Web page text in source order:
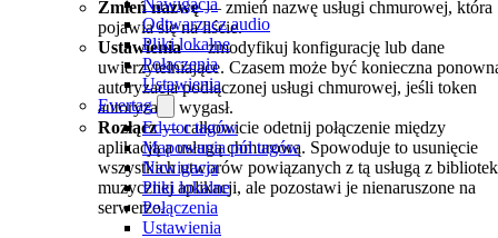
Nawigacja
Odtwarzacz audio
Pliki lokalne
Połączenia
Ustawienia
Evertag
Edytor tagów
Mapowania pól tagów
Nawigacja
Pliki lokalne
Połączenia
Ustawienia
Zmień nazwę— zmień nazwę usługi chmurowej, która
pojawia się na liście.
Ustawienia— zmodyfikuj konfigurację lub dane
uwierzytelniające. Czasem może być konieczna
autoryzacja podłączonej usługi chmurowej, jeśli token
autoryzacji wygasł.
Rozłącz— całkowicie odetnij połączenie między
aplikacją a usługą chmurową. Spowoduje to usunięcie
wszystkich utworów powiązanych z tą usługą z
muzycznej aplikacji, ale pozostawi je nienaruszone na
serwerze.